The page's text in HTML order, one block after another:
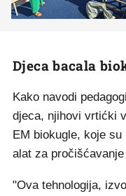
Djeca bacala
Kako navodi
djeca, njihovi vrtićki
EM biokugle, koje
alat za
"Ova tehnologija,